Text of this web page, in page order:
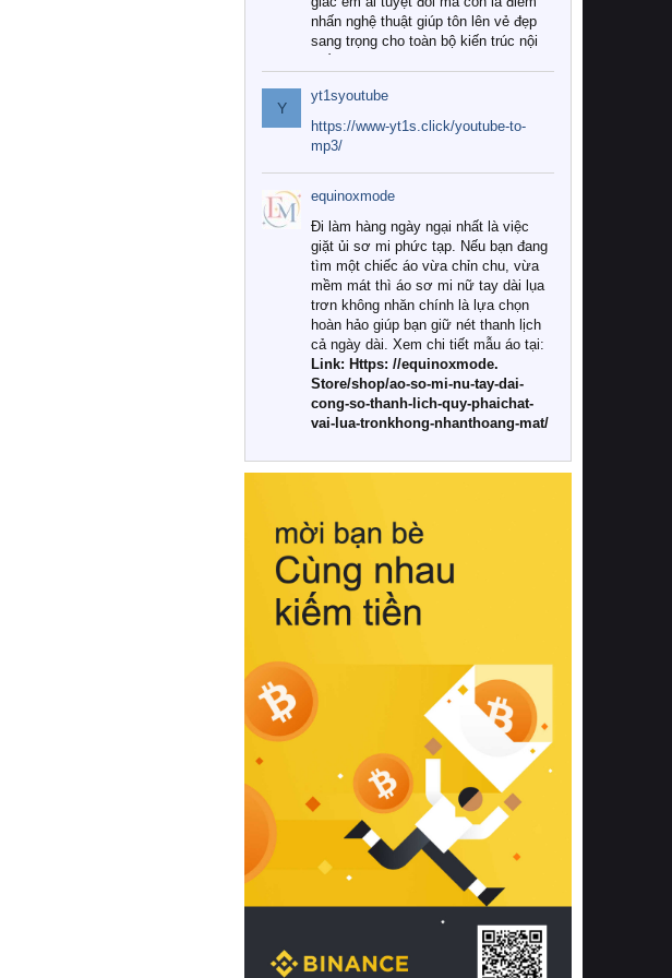
nhấn nghệ thuật giúp tôn lên vẻ đẹp
sang trọng cho toàn bộ kiến trúc nội
Tuy nhiên, giữa thị trường đa dạng
với vô vàn thương hiệu và mẫu mã
như hiện nay, làm thế nào để chọn
được những bộ chăn ga gối đệm cao
cấp thực sự chất lượng, phù hợp với
khí hậu và nhu cầu sử dụng của gia
đình? Hãy cùng chúng tôi đi tìm lời
giải đáp chi tiết qua bài viết dưới đây.
1. Tại sao các gia đình hiện đại lại ưa
chuộng chăn ga gối đệm cao cấp?
Khác với các dòng sản phẩm thông
thường, những bộ chăn ga gối đệm
cao cấp trải qua quy trình sản xuất
nghiêm ngặt từ khâu chọn lọc nguyên
liệu tự nhiên đến công nghệ dệt
nhuộm hiện đại không chứa hóa chất
này, bạn sẽ cảm nhận rõ rệt sự khác
hồi chuẩn xác của phần đệm nâng đỡ
cột sống.
Bên cạnh đó, việc lựa chọn các dòng
sản phẩm đạt chuẩn chất lượng quốc
tế còn giúp ngăn ngừa tình trạng kích
khuẩn và nấm mốc trong điều kiện
thời tiết nóng ẩm. Bạn có thể tìm hiểu
thêm các nghiên cứu khoa học về tác
động của giấc ngủ và môi trường
phòng ngủ đối với sức khỏe con
người tại Sleep Foundation (External
Link) để có cái nhìn toàn diện hơn.
2. Các tiêu chí vàng khi lựa chọn
chăn ga gối đệm cao cấp cho phòng
ngủ
Để sở hữu một bộ chăn ga gối đệm
cao cấp hoàn hảo cả về thẩm mỹ lẫn
công năng, người tiêu dùng cần cân
nhắc kỹ lưỡng các tiêu chí quan trọng
Y
yt1syoutube
https://www-yt1s.click/youtube-to-
mp3/
equinoxmode
Đi làm hàng ngày ngại nhất là việc
giặt ủi sơ mi phức tạp. Nếu bạn đang
tìm một chiếc áo vừa chỉn chu, vừa
mềm mát thì áo sơ mi nữ tay dài lụa
trơn không nhăn chính là lựa chọn
hoàn hảo giúp bạn giữ nét thanh lịch
cả ngày dài. Xem chi tiết mẫu áo tại:
Link: Https: //equinoxmode.
Store/shop/ao-so-mi-nu-tay-dai-
cong-so-thanh-lich-quy-phaichat-
vai-lua-tronkhong-nhanthoang-mat/